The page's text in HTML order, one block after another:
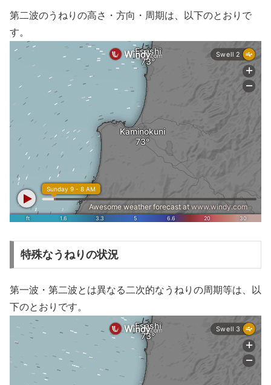
第二波のうねりの高さ・方向・周期は、以下のとおりで
す。
特殊なうねりの状況
第一波・第二波とは異なる二次的なうねりの周期等は、以
下のとおりです。